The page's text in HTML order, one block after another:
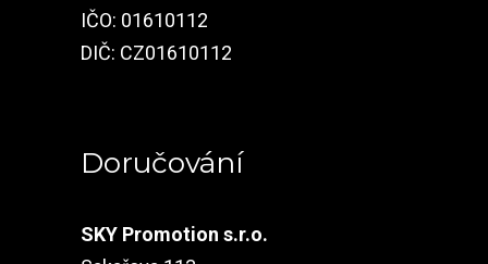
IČO: 01610112
DIČ: CZ01610112
Doručování
SKY Promotion s.r.o.